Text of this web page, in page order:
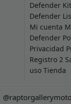
Defender
Defender
Mi cuenta
Defender
Privacidad
Registro 2
uso Tienda